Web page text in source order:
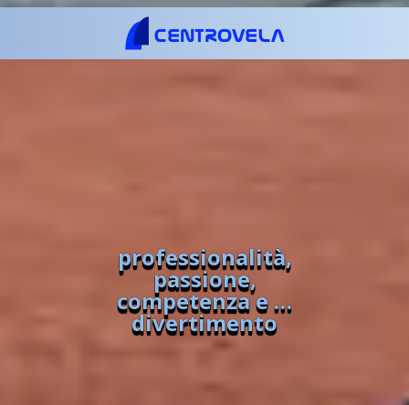
professionalità,
passione,
competenza e …
divertimento